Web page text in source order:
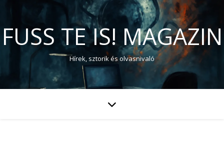
FUSS TE IS! MAGAZIN
Hírek, sztorik és olvasnivaló